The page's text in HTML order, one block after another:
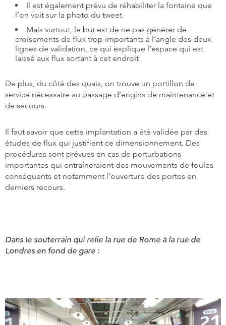
Il est également prévu de réhabiliter la fontaine que
l’on voit sur la photo du tweet
Mais surtout, le but est de ne pas générer de
croisements de flux trop importants à l’angle des deux
lignes de validation, ce qui explique l’espace qui est
laissé aux flux sortant à cet endroit
De plus, du côté des quais, on trouve un portillon de
service nécessaire au passage d’engins de maintenance et
de secours.
Il faut savoir que cette implantation a été validée par des
études de flux qui justifient ce dimensionnement. Des
procédures sont prévues en cas de perturbations
importantes qui entraîneraient des mouvements de foules
conséquents et notamment l’ouverture des portes en
derniers recours.
Dans le souterrain qui relie la rue de Rome à la rue de
Londres en fond de gare :